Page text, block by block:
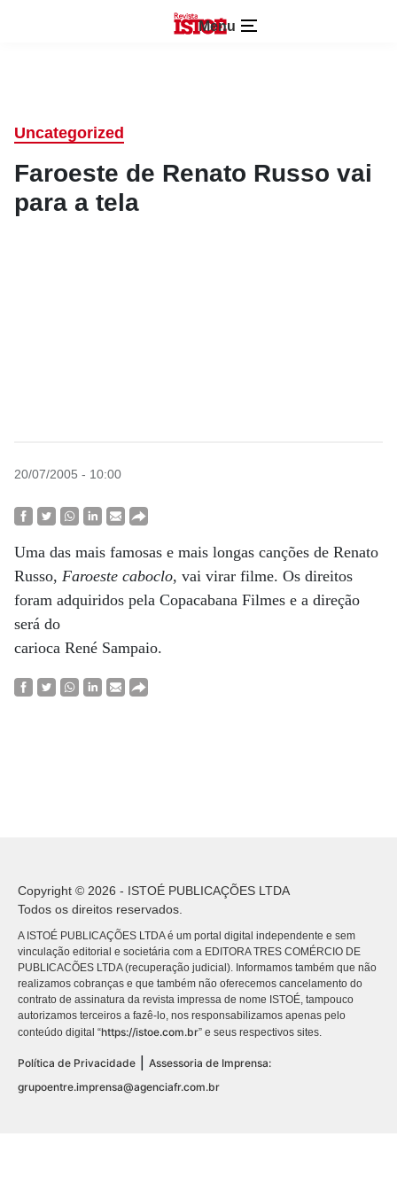
Menu
Uncategorized
Faroeste de Renato Russo vai
para a tela
20/07/2005 - 10:00
Uma das mais famosas e mais longas canções de Renato
Russo, Faroeste caboclo, vai virar filme. Os direitos
foram adquiridos pela Copacabana Filmes e a direção
será do
carioca René Sampaio.
Copyright © 2026 - ISTOÉ PUBLICAÇÕES LTDA
Todos os direitos reservados.
A ISTOÉ PUBLICAÇÕES LTDA é um portal digital independente e sem
vinculação editorial e societária com a EDITORA TRES COMÉRCIO DE
PUBLICACÕES LTDA (recuperação judicial). Informamos também que não
realizamos cobranças e que também não oferecemos cancelamento do
contrato de assinatura da revista impressa de nome ISTOÉ, tampouco
autorizamos terceiros a fazê-lo, nos responsabilizamos apenas pelo
conteúdo digital “https://istoe.com.br” e seus respectivos sites.
Política de Privacidade
Assessoria de Imprensa:
grupoentre.imprensa@agenciafr.com.br